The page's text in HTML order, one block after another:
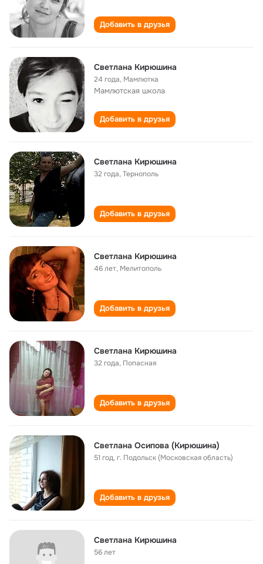
Добавить в друзья
Светлана Кирюшина
24 года, Мамлютка
Мамлютская школа
Добавить в друзья
Светлана Кирюшина
32 года,Тернополь
Добавить в друзья
Светлана Кирюшина
46 лет, Мелитополь
Добавить в друзья
Светлана Кирюшина
32 года, Попасная
Добавить в друзья
Светлана Осипова (Кирюшина)
51 год,г. Подольск (Московская область)
Добавить в друзья
Светлана Кирюшина
56 лет